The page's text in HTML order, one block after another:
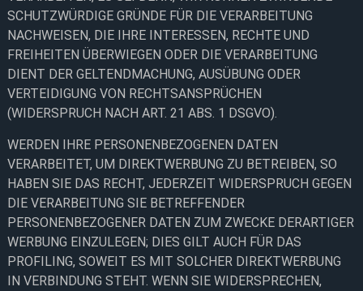
SCHUTZWÜRDIGE GRÜNDE FÜR DIE VERARBEITUNG
NACHWEISEN, DIE IHRE INTERESSEN, RECHTE UND
FREIHEITEN ÜBERWIEGEN ODER DIE VERARBEITUNG
DIENT DER GELTENDMACHUNG, AUSÜBUNG ODER
VERTEIDIGUNG VON RECHTSANSPRÜCHEN
(WIDERSPRUCH NACH ART. 21 ABS. 1 DSGVO).
WERDEN IHRE PERSONENBEZOGENEN DATEN
VERARBEITET, UM DIREKTWERBUNG ZU BETREIBEN, SO
HABEN SIE DAS RECHT, JEDERZEIT WIDERSPRUCH GEGEN
DIE VERARBEITUNG SIE BETREFFENDER
PERSONENBEZOGENER DATEN ZUM ZWECKE DERARTIGER
WERBUNG EINZULEGEN; DIES GILT AUCH FÜR DAS
PROFILING, SOWEIT ES MIT SOLCHER DIREKTWERBUNG
IN VERBINDUNG STEHT. WENN SIE WIDERSPRECHEN,